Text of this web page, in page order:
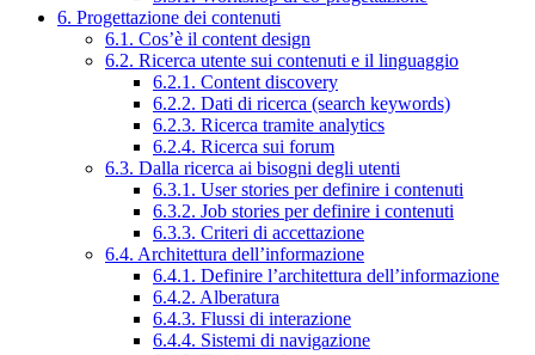
6. Progettazione dei contenuti
6.1. Cos’è il content design
6.2. Ricerca utente sui contenuti e il linguaggio
6.2.1. Content discovery
6.2.2. Dati di ricerca (search keywords)
6.2.3. Ricerca tramite analytics
6.2.4. Ricerca sui forum
6.3. Dalla ricerca ai bisogni degli utenti
6.3.1. User stories per definire i contenuti
6.3.2. Job stories per definire i contenuti
6.3.3. Criteri di accettazione
6.4. Architettura dell’informazione
6.4.1. Definire l’architettura dell’informazione
6.4.2. Alberatura
6.4.3. Flussi di interazione
6.4.4. Sistemi di navigazione